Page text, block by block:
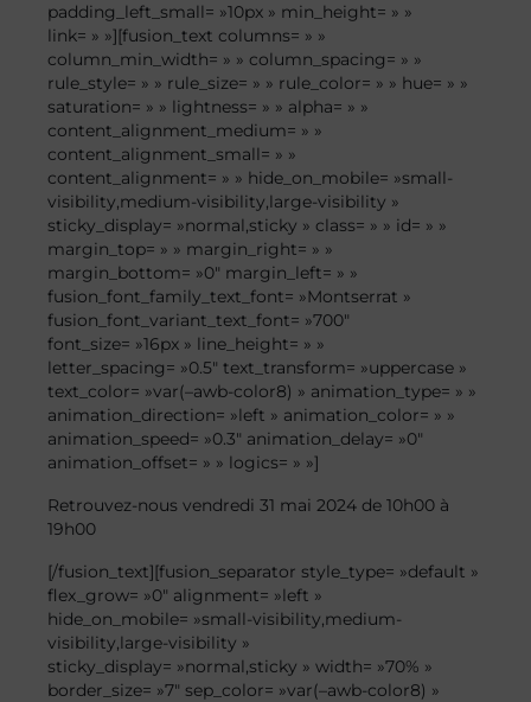
padding_left_small= »10px » min_height= » »
link= » »][fusion_text columns= » »
column_min_width= » » column_spacing= » »
rule_style= » » rule_size= » » rule_color= » » hue= » »
saturation= » » lightness= » » alpha= » »
content_alignment_medium= » »
content_alignment_small= » »
content_alignment= » » hide_on_mobile= »small-
visibility,medium-visibility,large-visibility »
sticky_display= »normal,sticky » class= » » id= » »
margin_top= » » margin_right= » »
margin_bottom= »0″ margin_left= » »
fusion_font_family_text_font= »Montserrat »
fusion_font_variant_text_font= »700″
font_size= »16px » line_height= » »
letter_spacing= »0.5″ text_transform= »uppercase »
text_color= »var(–awb-color8) » animation_type= » »
animation_direction= »left » animation_color= » »
animation_speed= »0.3″ animation_delay= »0″
animation_offset= » » logics= » »]
Retrouvez-nous vendredi 31 mai 2024 de 10h00 à
19h00
[/fusion_text][fusion_separator style_type= »default »
flex_grow= »0″ alignment= »left »
hide_on_mobile= »small-visibility,medium-
visibility,large-visibility »
sticky_display= »normal,sticky » width= »70% »
border_size= »7″ sep_color= »var(–awb-color8) »